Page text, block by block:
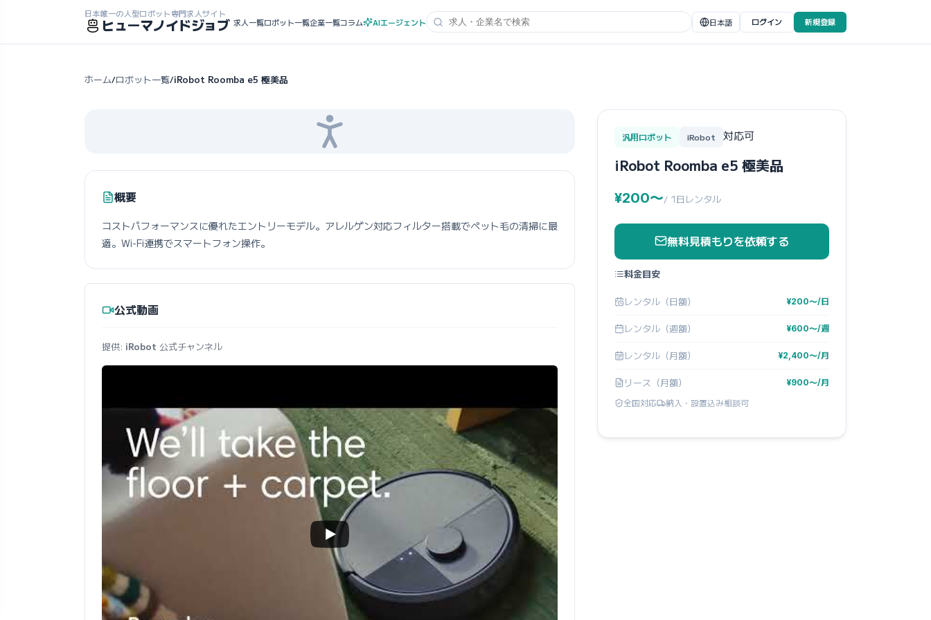
日本唯一の人型ロボット専門求人サイト
ヒューマノイドジョブ 求人一覧ロボット一覧企業一覧コラム AIエージェント 日本語 ログイン 新規登録
ホーム/ロボット一覧/iRobot Roomba e5 極美品
概要
コストパフォーマンスに優れたエントリーモデル。アレルゲン対応フィルター搭載でペット毛の清掃に最
適。Wi-Fi連携でスマートフォン操作。
公式動画
提供: iRobot 公式チャンネル
汎用ロボット iRobot 対応可
iRobot Roomba e5 極美品
¥200〜/ 1日レンタル
無料見積もりを依頼する
料金目安
レンタル（日額） ¥200〜/日
レンタル（週額） ¥600〜/週
レンタル（月額） ¥2,400〜/月
リース（月額） ¥900〜/月
全国対応 納入・設置込み相談可